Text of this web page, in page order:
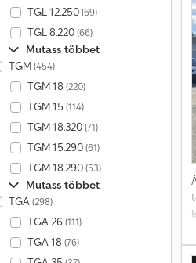
TGL 12.250(69)
TGL 8.220(66)
Mutass többet
TGM(454)
TGM 18 (220)
TGM 15 (114)
TGM 18.320(71)
TGM 15.290(61)
TGM 18.290(53)
Mutass többet
TGA(298)
TGA 26(111)
TGA 18 (76)